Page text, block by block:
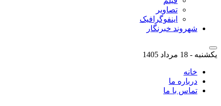
تصاویر
اینفوگرافیک
شهروند خبرنگار
یکشنبه - 18 مرداد 1405
خانه
درباره ما
تماس با ما